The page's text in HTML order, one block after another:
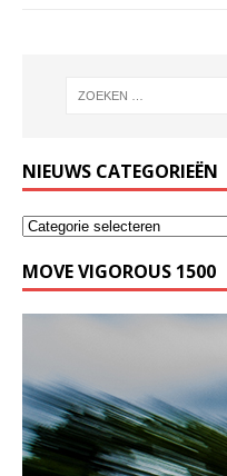
NIEUWS CATEGORIEËN
MOVE VIGOROUS 1500